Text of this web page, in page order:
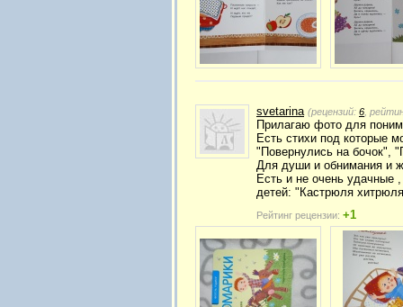
svetarina (рецензий: 6 ,
Прилагаю фото для
Есть стихи под которые
"Повернулись на бочок",
Для души и обнимания и
Есть и не очень удачные
детей: "Кастрюля
Рейтинг рецензии: +1